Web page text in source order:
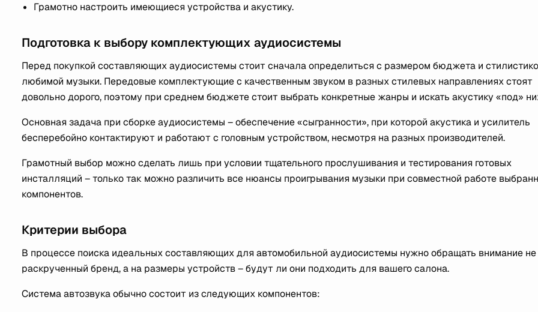
Грамотно настроить имеющиеся устройства и акустику.
Подготовка к выбору комплектующих аудиосистемы
Перед покупкой составляющих аудиосистемы стоит сначала определиться с размером бюджета и
любимой музыки. Передовые комплектующие с качественным звуком в разных стилевых направлениях стоят
довольно дорого, поэтому при среднем бюджете стоит выбрать конкретные жанры и искать акустику «под»
Основная задача при сборке аудиосистемы – обеспечение «сыгранности», при которой акустика и усилитель
бесперебойно контактируют и работают с головным устройством, несмотря на разных производителей.
Грамотный выбор можно сделать лишь при условии тщательного прослушивания и тестирования готовых
инсталляций – только так можно различить все нюансы проигрывания музыки при совместной работе
компонентов.
Критерии выбора
В процессе поиска идеальных составляющих для автомобильной аудиосистемы нужно обращать внимание не
раскрученный бренд, а на размеры устройств – будут ли они подходить для вашего салона.
Система автозвука обычно состоит из следующих компонентов: